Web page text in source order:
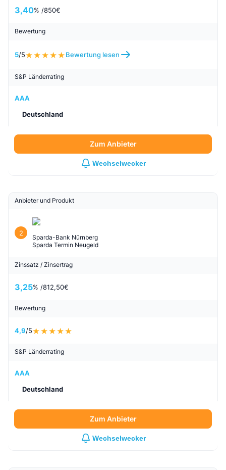
3,40% /850€
Bewertung
5/5 Bewertung lesen
S&P Länderrating
AAA
Deutschland
Zum Anbieter
Wechselwecker
Anbieter und Produkt
2
Sparda-Bank Nürnberg
Sparda Termin Neugeld
Zinssatz / Zinsertrag
3,25% /812,50€
Bewertung
4,9/5
S&P Länderrating
AAA
Deutschland
Zum Anbieter
Wechselwecker